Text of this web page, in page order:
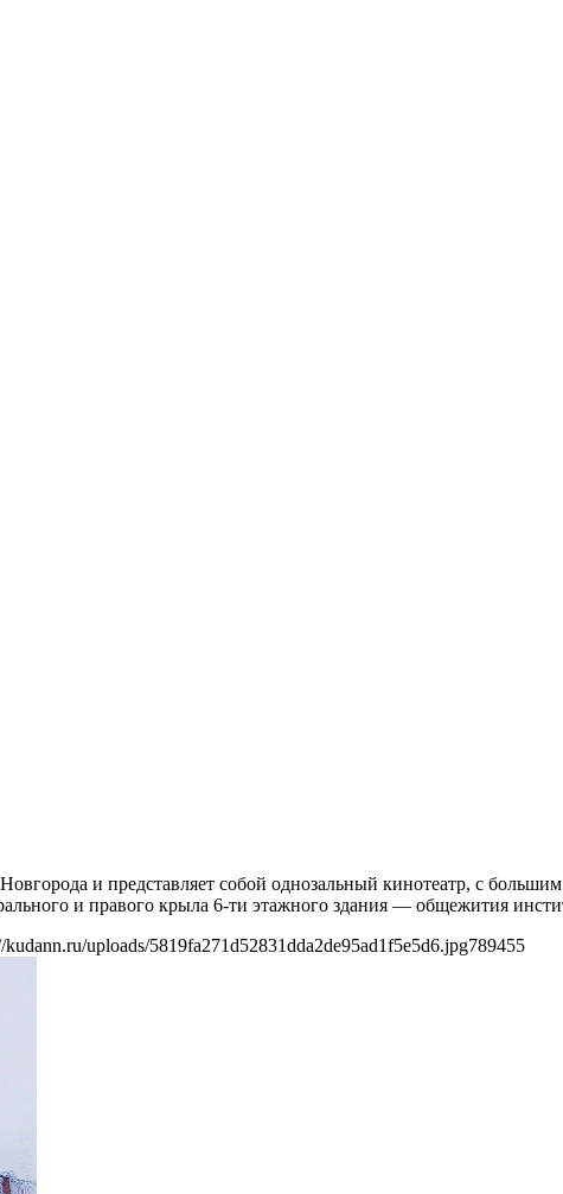
и представляет собой однозальный кинотеатр, с
и правого крыла 6-ти этажного здания — общежития
kudann.ru/uploads/5819fa271d52831dda2de95ad1f5e5d6.jpg789455